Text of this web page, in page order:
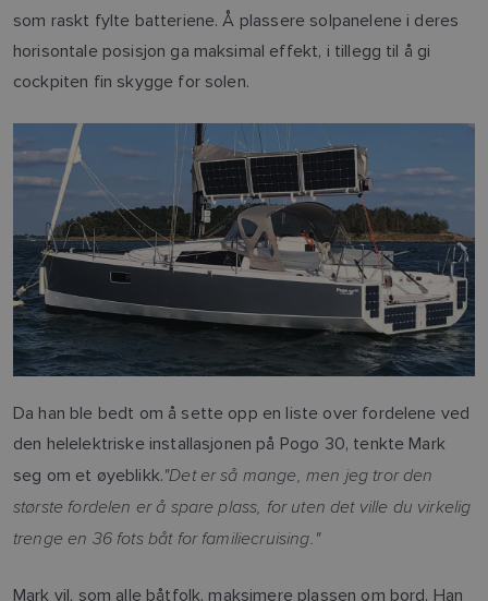
som raskt fylte batteriene. Å plassere solpanelene i deres
horisontale posisjon ga maksimal effekt, i tillegg til å gi
cockpiten fin skygge for solen.
Da han ble bedt om å sette opp en liste over fordelene ved
den helelektriske installasjonen på Pogo 30, tenkte Mark
seg om et øyeblikk."Det er så mange, men jeg tror den
største fordelen er å spare plass, for uten det ville du virkelig
trenge en 36 fots båt for familiecruising."
Mark vil, som alle båtfolk, maksimere plassen om bord. Han